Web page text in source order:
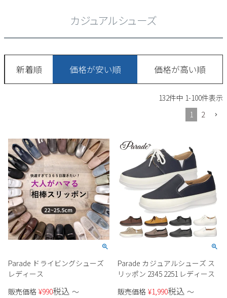
すべての商品
スニーカー
ローファー
カジュアルシューズ
ワークシューズ
ウェア
レインシューズ
スニーカー
ビジネス・ドレスシューズ
ローファー
カジュアルシューズ
ワークシューズ
ブーツ
サンダル
レインシューズ
スニーカー
スクール
ブーツ
すべての商品
レディース新入荷
メンズ新入荷
キッズ新入荷
SALE
すべての商品
レディースSALE
メンズSALE
キッズSALE
バッグ
すべての商品
ボディバッグ
雑貨
すべての商品
店舗一覧
カジュアルシューズ
新着順 価格が安い順 価格が高い順
132件中 1-100件表示
1
2
Parade ドライビングシューズ
レディース
販売価格 ¥990税込 〜
Parade カジュアルシューズ ス
リッポン 2345 2251 レディース
販売価格 ¥1,990税込 〜